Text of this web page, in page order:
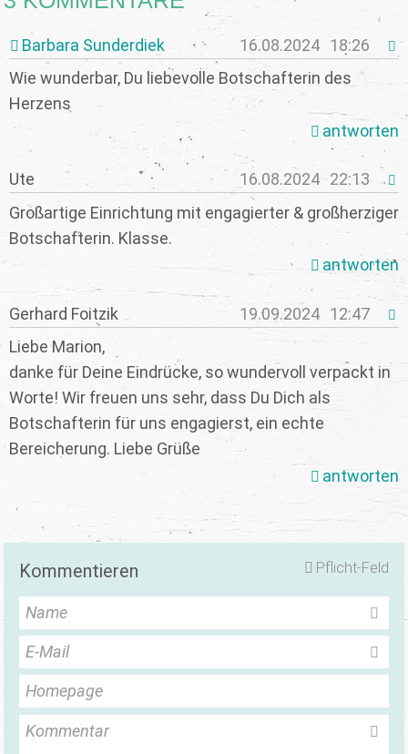
Barbara Sunderdiek 16.08.2024 18:26
Wie wunderbar, Du liebevolle Botschafterin des
Herzens
antworten
Ute 16.08.2024 22:13
Großartige Einrichtung mit engagierter & großherziger
Botschafterin. Klasse.
antworten
Gerhard Foitzik 19.09.2024 12:47
Liebe Marion,
danke für Deine Eindrücke, so wundervoll verpackt in
Worte! Wir freuen uns sehr, dass Du Dich als
Botschafterin für uns engagierst, ein echte
Bereicherung. Liebe Grüße
antworten
Pflicht-Feld
Kommentieren
Name
E-Mail
Homepage
Kommentar